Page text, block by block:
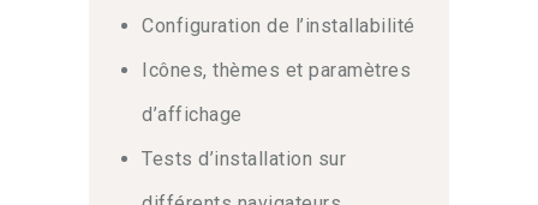
apprentissage pas à pas sur les
mécanismes des Service Workers. La
gestion du cache et les stratégies hors
deviennent alors un levier majeur de
performance. Par ailleurs, vous pouvez
Configuration de l’installabilité
Icônes, thèmes et paramètres
d’affichage
Tests d’installation sur